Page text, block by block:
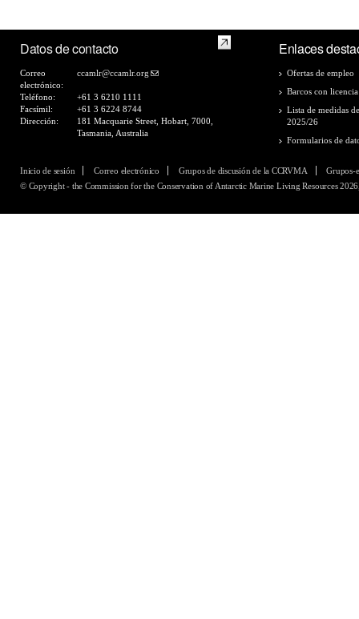
Datos de contacto
Correo
electrónico:
ccamlr@ccamlr.org
Teléfono:
+61 3 6210 1111
Facsímil:
+61 3 6224 8744
Dirección:
181 Macquarie Street, Hobart, 7000,
Tasmania, Australia
Enlaces
Ofertas de empleo
Barcos con
Lista de medidas
2025/26
Formularios de
Inicio de sesión Correo electrónico Grupos de discusión de la CCRVMA
Grupos-
© Copyright - the Commission for the Conservation of Antarctic Marine Living Resources